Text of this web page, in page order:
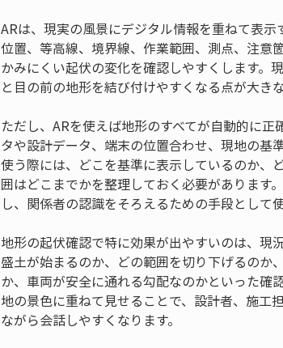
ARは、現実の風景にデジタル情報を重ねて表
位置、等高線、境界線、作業範囲、測点、注意
かみにくい起伏の変化を確認しやすくします。
と目の前の地形を結び付けやすくなる点が大きな
ただし、ARを使えば地形のすべてが自動的に
タや設計データ、端末の位置合わせ、現地の基
使う際には、どこを基準に表示しているのか、
囲はどこまでかを整理しておく必要があります
し、関係者の認識をそろえるための手段として
地形の起伏確認で特に効果が出やすいのは、現
盛土が始まるのか、どの範囲を切り下げるのか
か、車両が安全に通れる勾配なのかといった確
地の景色に重ねて見せることで、設計者、施工
ながら会話しやすくなります。